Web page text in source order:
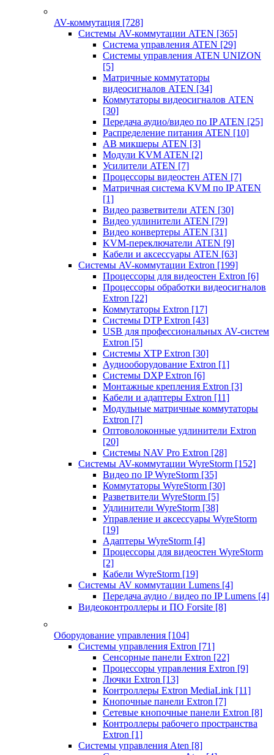
AV-коммутация [728]
Системы AV-коммутации ATEN [365]
Система управления ATEN [29]
Системы управления ATEN UNIZON
[5]
Матричные коммутаторы
видеосигналов ATEN [34]
Коммутаторы видеосигналов ATEN
[30]
Передача аудио/видео по IP ATEN [25]
Распределение питания ATEN [10]
АВ микшеры ATEN [3]
Модули KVM ATEN [2]
Усилители ATEN [7]
Процессоры видеостен ATEN [7]
Матричная система KVM по IP ATEN
[1]
Видео разветвители ATEN [30]
Видео удлинители ATEN [79]
Видео конвертеры ATEN [31]
KVM-переключатели ATEN [9]
Кабели и аксессуары ATEN [63]
Системы AV-коммутации Extron [199]
Процессоры для видеостен Extron [6]
Процессоры обработки видеосигналов
Extron [22]
Коммутаторы Extron [17]
Системы DTP Extron [43]
USB для профессиональных AV-систем
Extron [5]
Системы XTP Extron [30]
Аудиооборудование Extron [1]
Системы DXP Extron [6]
Монтажные крепления Extron [3]
Кабели и адаптеры Extron [11]
Модульные матричные коммутаторы
Extron [7]
Оптоволоконные удлинители Extron
[20]
Системы NAV Pro Extron [28]
Системы AV-коммутации WyreStorm [152]
Видео по IP WyreStorm [35]
Коммутаторы WyreStorm [30]
Разветвители WyreStorm [5]
Удлинители WyreStorm [38]
Управление и аксессуары WyreStorm
[19]
Адаптеры WyreStorm [4]
Процессоры для видеостен WyreStorm
[2]
Кабели WyreStorm [19]
Системы AV коммутации Lumens [4]
Передача аудио / видео по IP Lumens [4]
Видеоконтроллеры и ПО Forsite [8]
Оборудование управления [104]
Системы управления Extron [71]
Сенсорные панели Extron [22]
Процессоры управления Extron [9]
Лючки Extron [13]
Контроллеры Extron MediaLink [11]
Кнопочные панели Extron [7]
Сетевые кнопочные панели Extron [8]
Контроллеры рабочего пространства
Extron [1]
Системы управления Aten [8]